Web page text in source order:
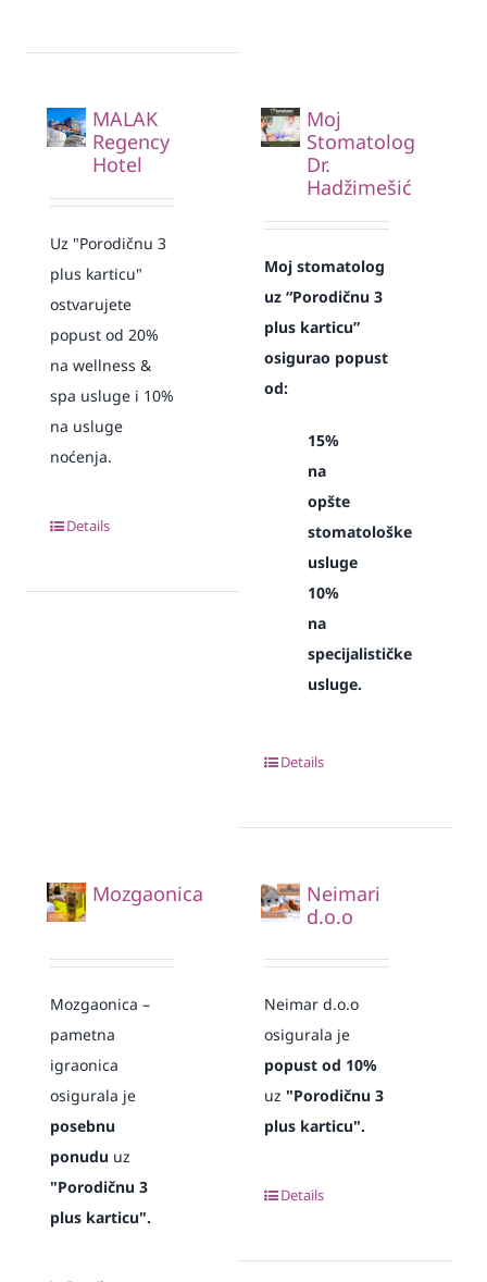
MALAK
Regency
Hotel
Uz "Porodičnu 3
plus karticu"
ostvarujete
popust od 20%
na wellness &
spa usluge i 10%
na usluge
noćenja.
Details
Moj
Stomatolog
Dr.
Hadžimešić
Moj stomatolog
uz “Porodičnu 3
plus karticu”
osigurao popust
od:
15%
na
opšte
stomatološke
usluge
10%
na
specijalističke
usluge.
Details
Mozgaonica
Mozgaonica –
pametna
igraonica
osigurala je
posebnu
ponudu uz
"Porodičnu 3
plus karticu".
Neimari
d.o.o
Neimar d.o.o
osigurala je
popust od 10%
uz"Porodičnu 3
plus karticu".
Details